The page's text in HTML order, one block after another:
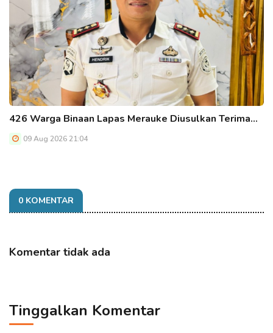
426 Warga Binaan Lapas Merauke Diusulkan Terima…
09 Aug 2026 21:04
0 KOMENTAR
Komentar tidak ada
Tinggalkan Komentar